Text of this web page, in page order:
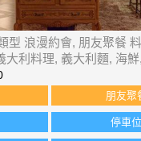
型 浪漫約會, 朋友聚餐
大利料理, 義大利麵, 海
朋友聚
停車位